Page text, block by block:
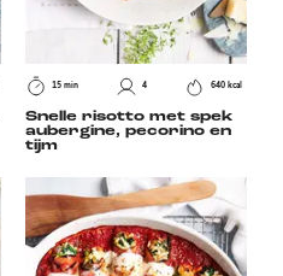
15 min 4 640 kcal
Snelle risotto met spek
aubergine, pecorino en
tijm